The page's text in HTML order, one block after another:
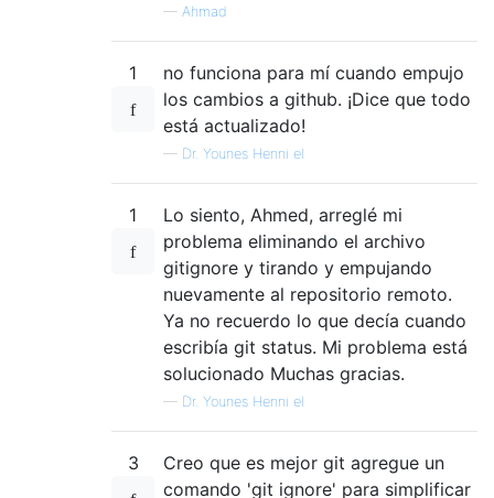
— Ahmad
1
no funciona para mí cuando empujo
los cambios a github. ¡Dice que todo
está actualizado!
— Dr. Younes Henni el
1
Lo siento, Ahmed, arreglé mi
problema eliminando el archivo
gitignore y tirando y empujando
nuevamente al repositorio remoto.
Ya no recuerdo lo que decía cuando
escribía git status. Mi problema está
solucionado Muchas gracias.
— Dr. Younes Henni el
3
Creo que es mejor git agregue un
comando 'git ignore' para simplificar